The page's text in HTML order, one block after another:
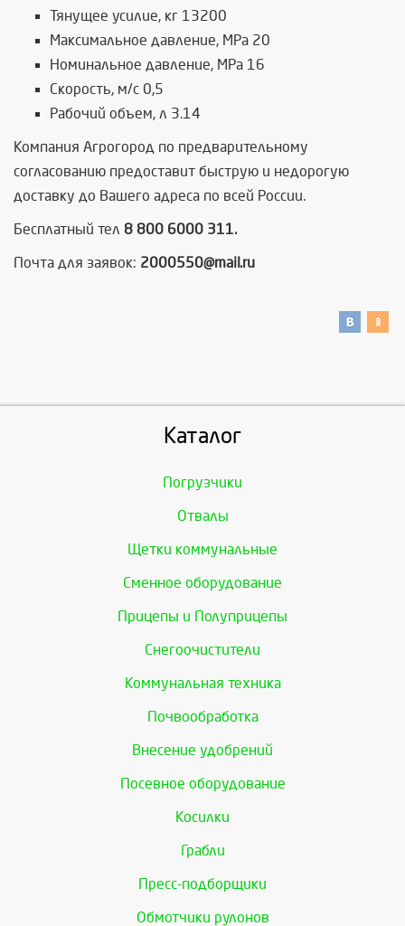
Тянущее усилие, кг 13200
Максимальное давление, MPa 20
Номинальное давление, MPa 16
Скорость, м/с 0,5
Рабочий объем, л 3.14
Компания Агрогород по предварительному
согласованию предоставит быструю и недорогую
доставку до Вашего адреса по всей России.
Бесплатный тел 8 800 6000 311.
Почта для заявок: 2000550@mail.ru
Каталог
Погрузчики
Отвалы
Щетки коммунальные
Сменное оборудование
Прицепы и Полуприцепы
Снегоочистители
Коммунальная техника
Почвообработка
Внесение удобрений
Посевное оборудование
Косилки
Грабли
Пресс-подборщики
Обмотчики рулонов